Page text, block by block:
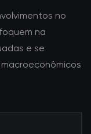
no
na
e se